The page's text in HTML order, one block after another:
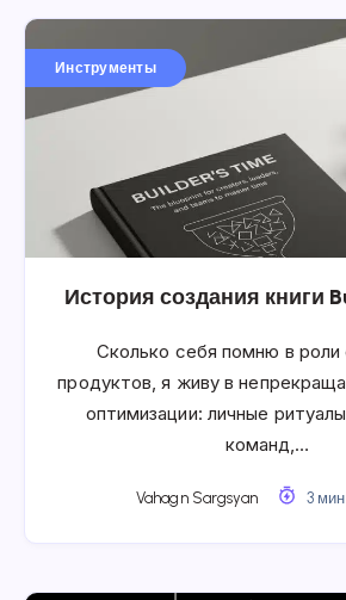
Инструменты
История создания книги
Сколько себя помню в роли
продуктов, я живу в
оптимизации: личные
команд,…
Vahagn Sargsyan 3